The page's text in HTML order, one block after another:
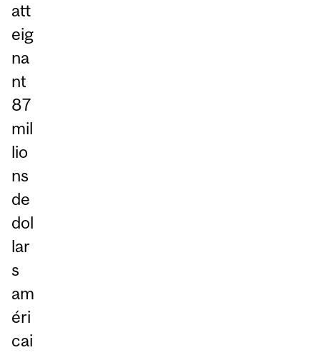
att
eig
na
nt
87
mil
lio
ns
de
dol
lar
s
am
éri
cai